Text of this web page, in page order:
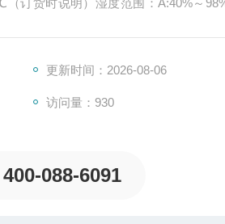
更新时间：2026-08-06
访问量：930
400-088-6091